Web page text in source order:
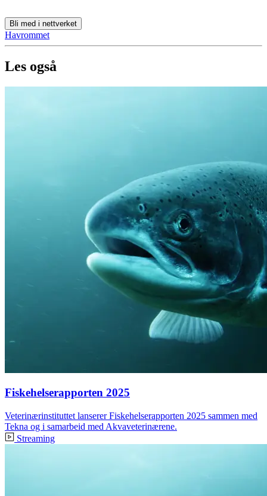
Bli med i nettverket
Havrommet
Les også
Fiskehelserapporten 2025
Veterinærinstituttet lanserer Fiskehelserapporten 2025 sammen med
Tekna og i samarbeid med Akvaveterinærene.
Streaming